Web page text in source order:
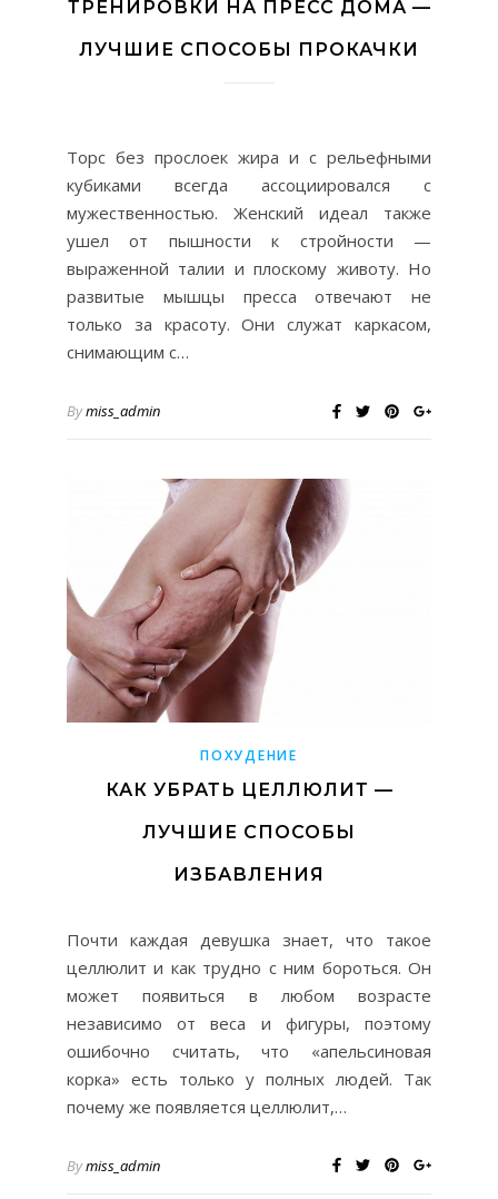
ТРЕНИРОВКИ НА ПРЕСС ДОМА —
ЛУЧШИЕ СПОСОБЫ ПРОКАЧКИ
Торс без прослоек жира и с рельефными
кубиками всегда ассоциировался с
мужественностью. Женский идеал также
ушел от пышности к стройности —
выраженной талии и плоскому животу. Но
развитые мышцы пресса отвечают не
только за красоту. Они служат каркасом,
снимающим с…
Bymiss_admin
ПОХУДЕНИЕ
КАК УБРАТЬ ЦЕЛЛЮЛИТ —
ЛУЧШИЕ СПОСОБЫ
ИЗБАВЛЕНИЯ
Почти каждая девушка знает, что такое
целлюлит и как трудно с ним бороться. Он
может появиться в любом возрасте
независимо от веса и фигуры, поэтому
ошибочно считать, что «апельсиновая
корка» есть только у полных людей. Так
почему же появляется целлюлит,…
Bymiss_admin